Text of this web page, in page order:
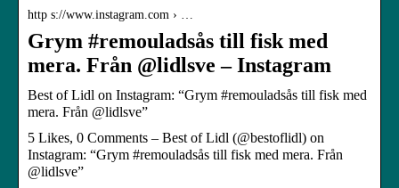
http s://www.instagram.com › …
Grym #remouladsås till fisk med
mera. Från @lidlsve – Instagram
Best of Lidl on Instagram: “Grym #remouladsås till fisk med
mera. Från @lidlsve”
5 Likes, 0 Comments – Best of Lidl (@bestoflidl) on
Instagram: “Grym #remouladsås till fisk med mera. Från
@lidlsve”